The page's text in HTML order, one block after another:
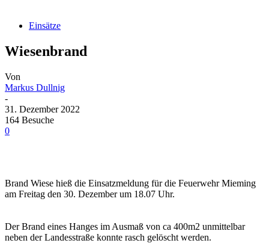
Einsätze
Wiesenbrand
Von
Markus Dullnig
-
31. Dezember 2022
164 Besuche
0
Brand Wiese hieß die Einsatzmeldung für die Feuerwehr Mieming
am Freitag den 30. Dezember um 18.07 Uhr.
Der Brand eines Hanges im Ausmaß von ca 400m2 unmittelbar
neben der Landesstraße konnte rasch gelöscht werden.